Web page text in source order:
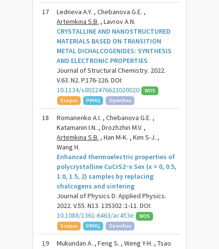
17
Ledneva A.Y. , Chebanova G.E. ,
Artemkina S.B. , Lavrov A.N.
CRYSTALLINE AND NANOSTRUCTURED
MATERIALS BASED ON TRANSITION
METAL DICHALCOGENIDES: SYNTHESIS
AND ELECTRONIC PROPERTIES
Journal of Structural Chemistry. 2022.
V.63. N2. P.176-226. DOI:
10.1134/s0022476622020020
WOS
Scopus
РИНЦ OpenAlex
18
Romanenko A.I. , Chebanova G.E. ,
Katamanin I.N. , Drozhzhin M.V. ,
Artemkina S.B. , Han M-K. , Kim S-J. ,
Wang H.
Enhanced thermoelectric properties of
polycrystalline CuCrS2−x Sex (x = 0, 0.5,
1.0, 1.5, 2) samples by replacing
chalcogens and sintering
Journal of Physics D: Applied Physics.
2022. V.55. N13. 135302 :1-11. DOI:
10.1088/1361-6463/ac453e
WOS
Scopus
РИНЦ OpenAlex
19
Mukundan A. , Feng S. , Weng Y-H. , Tsao